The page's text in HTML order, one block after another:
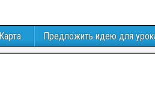
Карта Предложить идею для